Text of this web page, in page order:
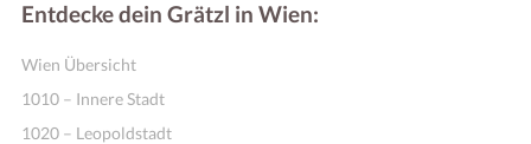
Entdecke dein Grätzl in Wien:
Wien Übersicht
1010 – Innere Stadt
1020 – Leopoldstadt